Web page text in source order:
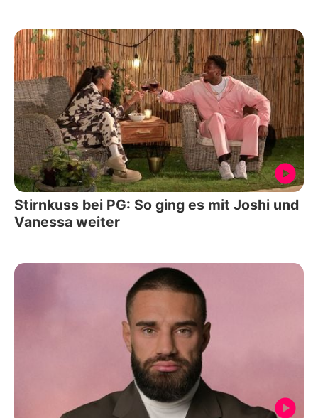
Stirnkuss bei PG: So ging es mit Joshi und
Vanessa weiter